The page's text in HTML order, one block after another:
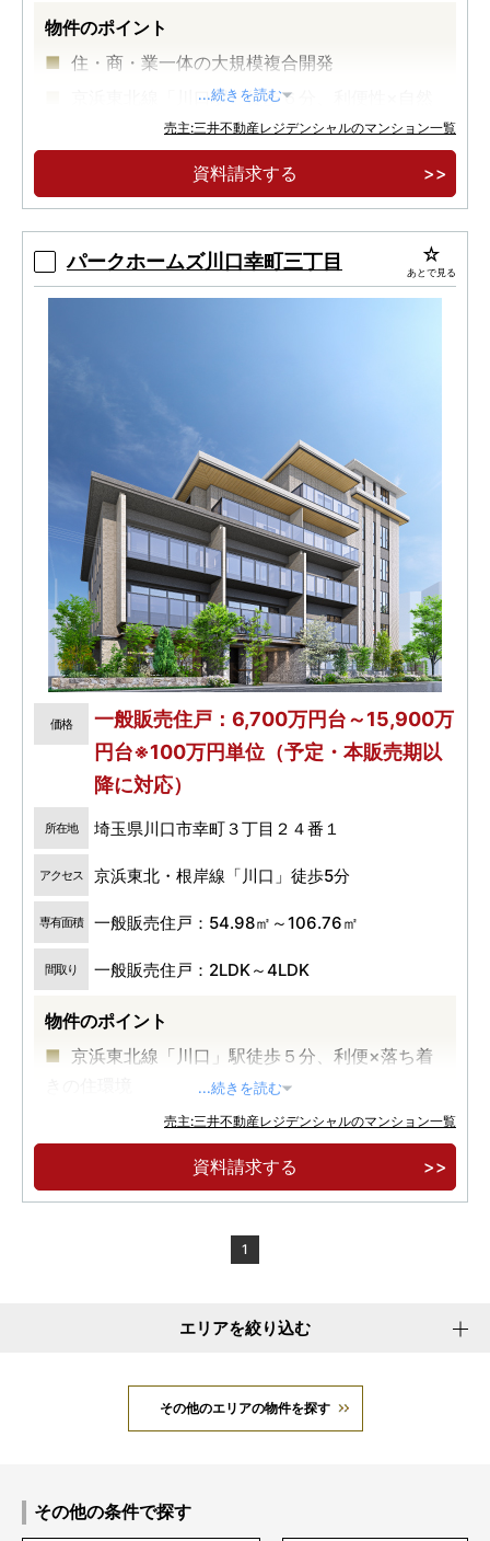
物件のポイント
住・商・業一体の大規模複合開発
京浜東北線「川口駅」徒歩６分、利便性×自然
地上２８階建、全２２５邸 制振構造タワーマン
ション
...続きを読む
売主:三井不動産レジデンシャルのマンション一覧
資料請求する
パークホームズ川口幸町三丁目 あとで見る
価格
一般販売住戸：6,700万円台～15,900万
円台※100万円単位（予定・本販売期以
降に対応）
所在地 埼玉県川口市幸町３丁目２４番１
アクセス 京浜東北・根岸線「川口」徒歩5分
専有面積 一般販売住戸：54.98㎡～106.76㎡
間取り 一般販売住戸：2LDK～4LDK
物件のポイント
京浜東北線「川口」駅徒歩５分、利便×落ち着
地上６階建の低層邸宅
最上階メゾネット住戸、１階テラス付き住戸な
どの多彩なプランバリエーション
...続きを読む
売主:三井不動産レジデンシャルのマンション一覧
資料請求する
1
エリアを絞り込む
その他のエリアの物件を探す
その他の条件で探す